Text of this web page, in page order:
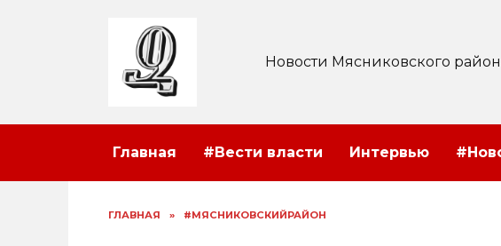
Новости Мясниковского
Главная #Вести власти Интервью
ГЛАВНАЯ » #МЯСНИКОВСКИЙРАЙОН